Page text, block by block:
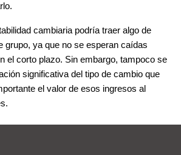
cambiaria podría traer algo de
grupo, ya que no se esperan caídas
el corto plazo. Sin embargo, tampoco se
significativa del tipo de cambio que
el valor de esos ingresos al